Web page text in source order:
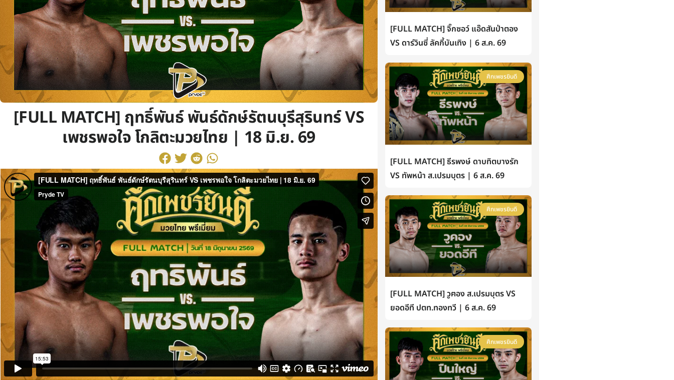
[FULL MATCH] ฤทธิ์พันธ์ พันธ์ดักษ์รัตนบุรีสุรินทร์ VS
เพชรพอใจ โกลิตะมวยไทย | 18 มิ.ย. 69
[FULL MATCH] จิ๊กซอว์ แอ๊ดสันป่าตอง
VS ดาร์วินซี่ ลัคกี้บันเทิง | 6 ส.ค. 69
ศึกเพชรยินดี
[FULL MATCH] ธีรพงษ์ ดาบทิตบางรัก
VS ทัพหน้า ส.เปรมบุตร | 6 ส.ค. 69
ศึกเพชรยินดี
[FULL MATCH] วูฅอง ส.เปรมบุตร VS
ยอดอีที ปตท.ทองทวี | 6 ส.ค. 69
ศึกเพชรยินดี